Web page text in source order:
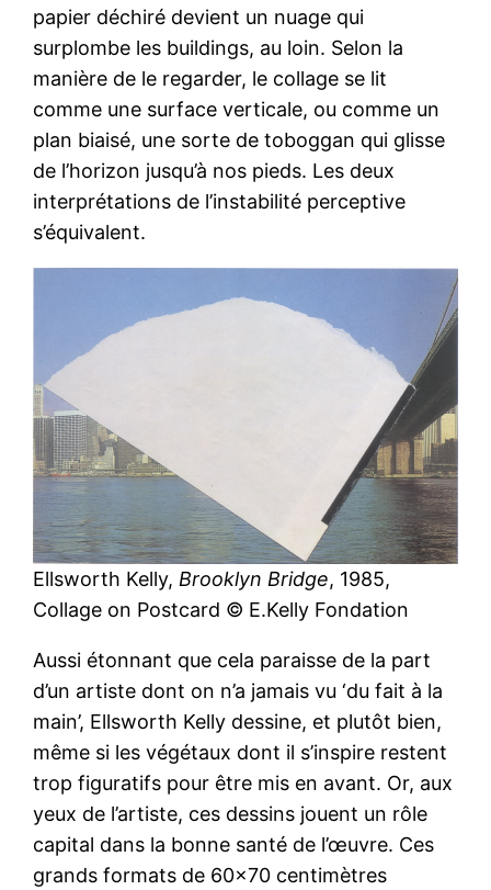
papier déchiré devient un nuage qui
surplombe les buildings, au loin. Selon la
manière de le regarder, le collage se lit
comme une surface verticale, ou comme un
plan biaisé, une sorte de toboggan qui glisse
de l’horizon jusqu’à nos pieds. Les deux
interprétations de l’instabilité perceptive
s’équivalent.
Ellsworth Kelly,Brooklyn Bridge, 1985,
Collage on Postcard © E.Kelly Fondation
Aussi étonnant que cela paraisse de la part
d’un artiste dont on n’a jamais vu ‘du fait à la
main’, Ellsworth Kelly dessine, et plutôt bien,
même si les végétaux dont il s’inspire restent
trop figuratifs pour être mis en avant. Or, aux
yeux de l’artiste, ces dessins jouent un rôle
capital dans la bonne santé de l’œuvre. Ces
grands formats de 60×70 centimètres